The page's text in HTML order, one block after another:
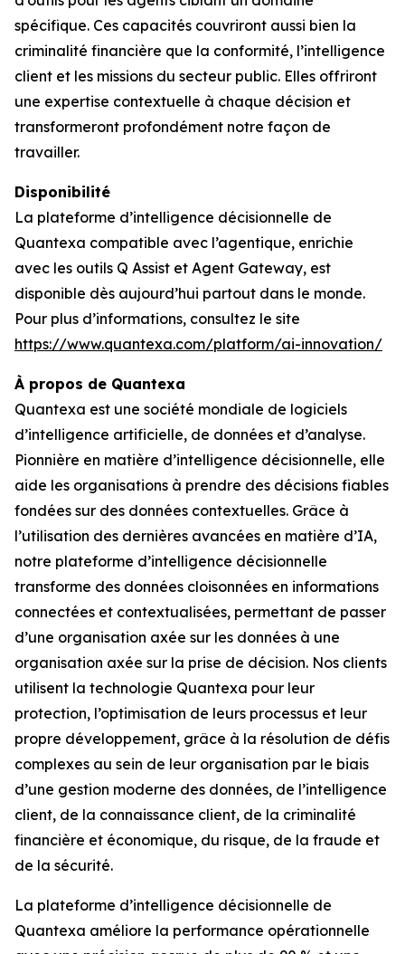
spécifique. Ces capacités couvriront aussi bien la
criminalité financière que la conformité, l’intelligence
client et les missions du secteur public. Elles offriront
une expertise contextuelle à chaque décision et
transformeront profondément notre façon de
travailler.
Disponibilité
La plateforme d’intelligence décisionnelle de
Quantexa compatible avec l’agentique, enrichie
avec les outils Q Assist et Agent Gateway, est
disponible dès aujourd’hui partout dans le monde.
Pour plus d’informations, consultez le site
https://www.quantexa.com/platform/ai-innovation/
À propos de Quantexa
Quantexa est une société mondiale de logiciels
d’intelligence artificielle, de données et d’analyse.
Pionnière en matière d’intelligence décisionnelle, elle
aide les organisations à prendre des décisions fiables
fondées sur des données contextuelles. Grâce à
l’utilisation des dernières avancées en matière d’IA,
notre plateforme d’intelligence décisionnelle
transforme des données cloisonnées en informations
connectées et contextualisées, permettant de passer
d’une organisation axée sur les données à une
organisation axée sur la prise de décision. Nos clients
utilisent la technologie Quantexa pour leur
protection, l’optimisation de leurs processus et leur
propre développement, grâce à la résolution de défis
complexes au sein de leur organisation par le biais
d’une gestion moderne des données, de l’intelligence
client, de la connaissance client, de la criminalité
financière et économique, du risque, de la fraude et
de la sécurité.
La plateforme d’intelligence décisionnelle de
Quantexa améliore la performance opérationnelle